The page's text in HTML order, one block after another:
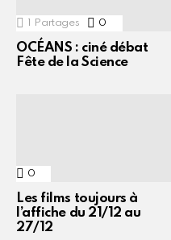
1 Partages 0
OCÉANS : ciné débat
Fête de la Science
0
Les films toujours à
l’affiche du 21/12 au
27/12